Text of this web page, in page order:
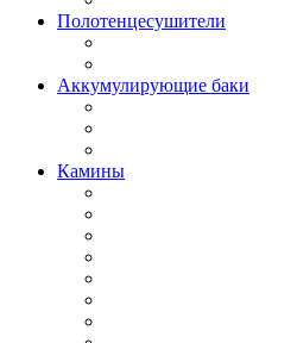
Полотенцесушители
Аккумулирующие баки
Камины